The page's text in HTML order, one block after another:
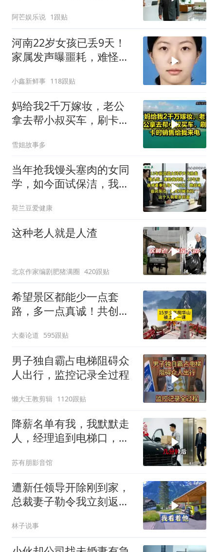
阿芒娱乐说 1跟贴
河南22岁女孩已丢9天！
家属发声曝噩耗，难怪搜
小鑫新鲜事 118跟贴
妈给我2千万嫁妆，老公
拿去帮小叔买车，刷卡时
雪姐故事多
当年抢我馒头塞肉的女同
学，如今面试保洁，我亲
荷兰豆爱健康
这种老人就是人渣
北京作家编剧肥猪满圈 420跟贴
希望景区都能少一点套
路，多一点真诚！共创良
大秦论道 595跟贴
男子独自霸占电梯阻碍众
人出行，监控记录全过程
懒大王教剪辑 1120跟贴
降薪名单有我，我默默走
人，经理追到电梯口，见
苏有朋影音馆
遭新任领导开除刚到家，
总裁妻子勒令我立刻返
林子说事